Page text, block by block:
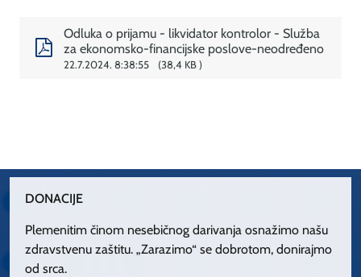
Odluka o prijamu - likvidator kontrolor - Služba
za ekonomsko-financijske poslove-neodređeno
22.7.2024. 8:38:55 38,4 KB
DONACIJE
Plemenitim činom nesebičnog darivanja osnažimo našu
zdravstvenu zaštitu. „Zarazimo“ se dobrotom, donirajmo
od srca.